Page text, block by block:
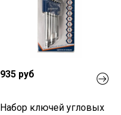
935 руб
Набор ключей угловых